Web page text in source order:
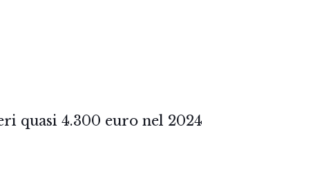
quasi 4.300 euro nel 2024